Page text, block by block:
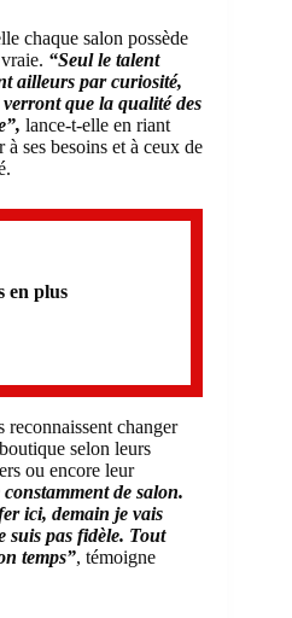
chaque salon possède
“Seul le talent
ailleurs par curiosité,
que la qualité des
lance-t-elle en riant
ses besoins et à ceux de
en plus
reconnaissent changer
selon leurs
ou encore leur
de salon.
ici, demain je vais
suis pas fidèle. Tout
temps”, témoigne